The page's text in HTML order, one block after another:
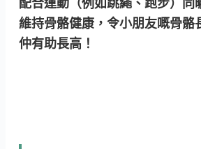
維持骨骼健康，令小朋友嘅骨骼
仲有助長高！